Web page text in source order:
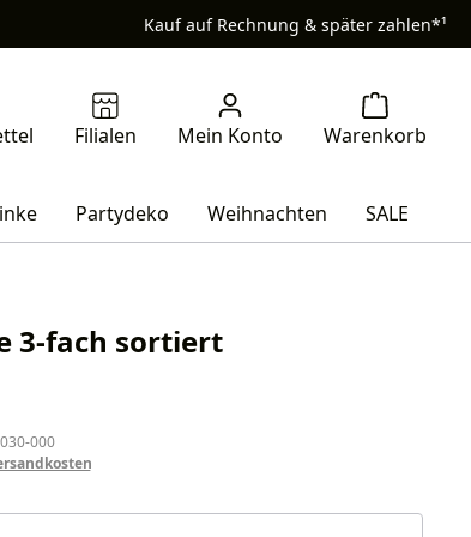
Kauf auf Rechnung & später zahlen*¹
Partydeko Weihnachten SALE
3-fach sortiert
000